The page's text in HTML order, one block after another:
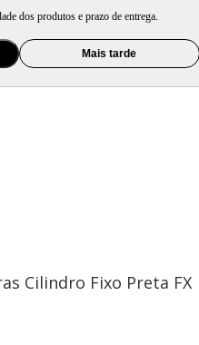
dos produtos e prazo de entrega.
Mais tarde
Cilindro Fixo Preta FX